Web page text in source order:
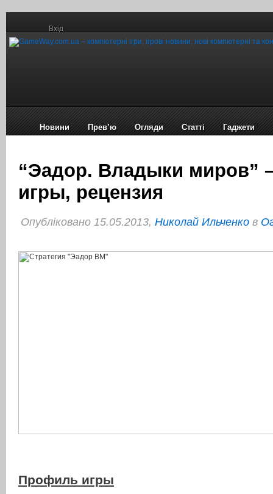
Вхід
Новини Прев’ю Огляди Статті Гаджети
“Эадор. Владыки миров”
игры, рецензия
Опубліковано 15.05.2013, Николай Ильченко в
Профиль игры